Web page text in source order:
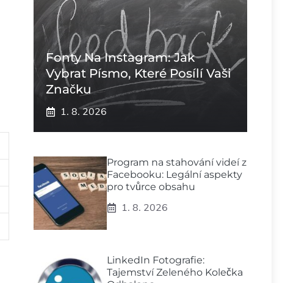
Fonty Na Instagram: Jak
Vybrat Písmo, Které Posílí Vaši
Značku
1. 8. 2026
Program na stahování videí z
Facebooku: Legální aspekty
pro tvůrce obsahu
1. 8. 2026
LinkedIn Fotografie:
Tajemství Zeleného Kolečka